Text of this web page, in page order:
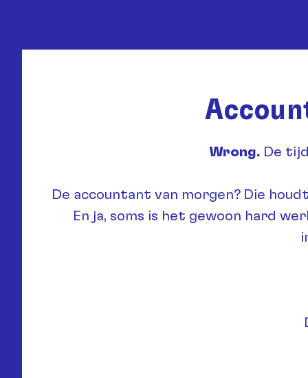
Wrong. De
De accountant van morgen? Die
En ja, soms is het gewoon hard